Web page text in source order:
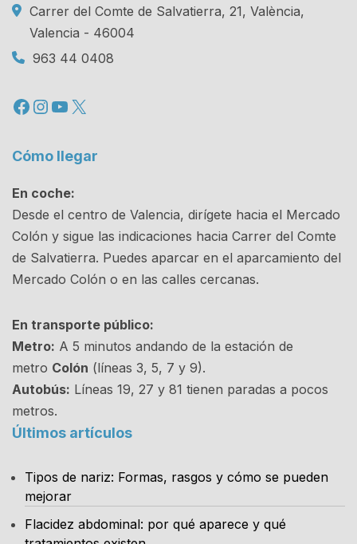
Carrer del Comte de Salvatierra, 21, València,
Valencia - 46004
963 44 0408
Facebook
Instagram
YouTube
X
Cómo llegar
En coche:
Desde el centro de Valencia, dirígete hacia el Mercado
Colón y sigue las indicaciones hacia Carrer del Comte
de Salvatierra. Puedes aparcar en el aparcamiento del
Mercado Colón o en las calles cercanas.
En transporte público:
Metro: A 5 minutos andando de la estación de
metro Colón (líneas 3, 5, 7 y 9).
Autobús: Líneas 19, 27 y 81 tienen paradas a pocos
metros.
Últimos artículos
Tipos de nariz: Formas, rasgos y cómo se pueden
mejorar
Flacidez abdominal: por qué aparece y qué